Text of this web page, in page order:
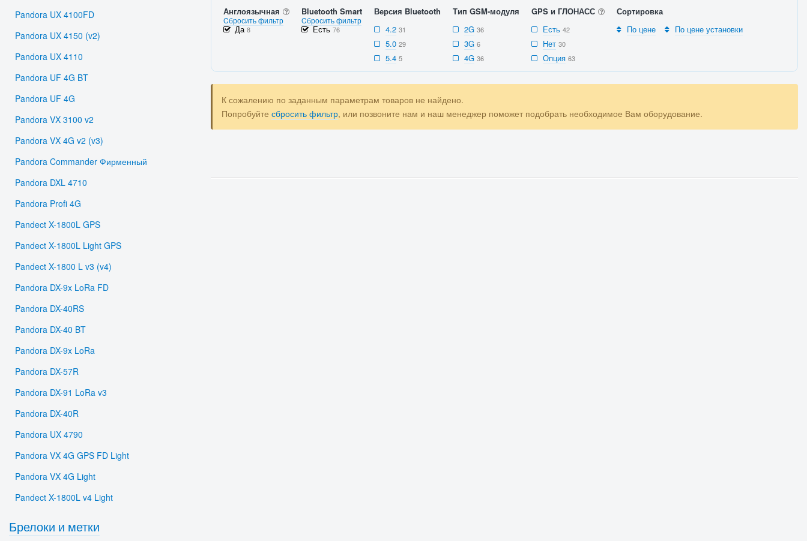
Англоязычная
Cбросить фильтр
Да8
Bluetooth Smart
Cбросить фильтр
Есть76
Версия Bluetooth
4.2 31
5.0 29
5.4 5
Тип GSM-модуля
2G 36
3G 6
4G 36
GPS и ГЛОНАСС
Есть 42
Нет 30
Опция 63
Сортировка
По цене
По цене установки
К сожалению по заданным параметрам товаров не найдено.
Попробуйте сбросить фильтр, или позвоните нам и наш менеджер поможет подобрать необходимое Вам оборудование.
Pandora UX 4100FD
Pandora UX 4150 (v2)
Pandora UX 4110
Pandora UF 4G BT
Pandora UF 4G
Pandora VX 3100 v2
Pandora VX 4G v2 (v3)
Pandora Commander Фирменный
Pandora DXL 4710
Pandora Profi 4G
Pandect X-1800L GPS
Pandect X-1800L Light GPS
Pandect X-1800 L v3 (v4)
Pandora DX-9x LoRa FD
Pandora DX-40RS
Pandora DX-40 BT
Pandora DX-9x LoRa
Pandora DX-57R
Pandora DX-91 LoRa v3
Pandora DX-40R
Pandora UX 4790
Pandora VX 4G GPS FD Light
Pandora VX 4G Light
Pandect X-1800L v4 Light
Брелоки и метки